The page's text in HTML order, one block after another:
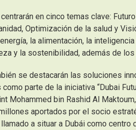
en cinco temas clave:
Optimización de la salud y
la alimentación, la
y la sostenibilidad, además de
se destacarán las soluciones
parte de la iniciativa “Dubai
Mohammed bin Rashid Al
aportados por el socio
a situar a Dubái como